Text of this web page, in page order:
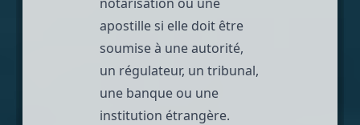
apostille si elle doit être
soumise à une autorité,
un régulateur, un tribunal,
une banque ou une
institution étrangère.